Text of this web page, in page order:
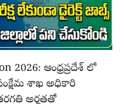
2026: ఆంధ్రప్రదేశ్ లో
శాఖ అధికారి
అర్హతతో